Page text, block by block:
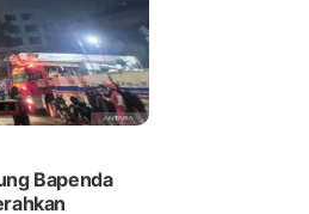
Bapenda